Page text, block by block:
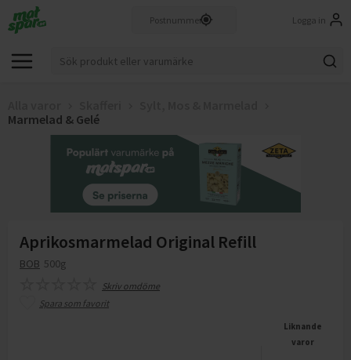
Logga in
Marmelad & Gelé
Aprikosmarmelad Original Refill
BOB 500g
Skriv omdöme
Spara som favorit
Liknande
varor